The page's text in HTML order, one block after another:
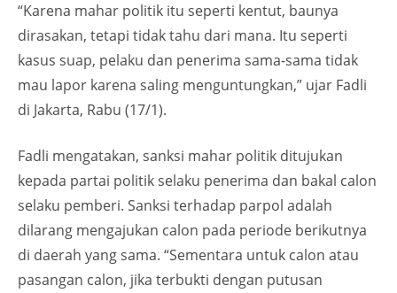
“Karena mahar politik itu seperti kentut, baunya
dirasakan, tetapi tidak tahu dari mana. Itu seperti
kasus suap, pelaku dan penerima sama-sama tidak
mau lapor karena saling menguntungkan,” ujar Fadli
di Jakarta, Rabu (17/1).
Fadli mengatakan, sanksi mahar politik ditujukan
kepada partai politik selaku penerima dan bakal calon
selaku pemberi. Sanksi terhadap parpol adalah
dilarang mengajukan calon pada periode berikutnya
di daerah yang sama. “Sementara untuk calon atau
pasangan calon, jika terbukti dengan putusan